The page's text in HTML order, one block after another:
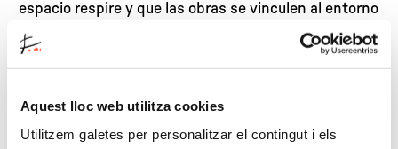
Aquest lloc web utilitza cookies
Utilitzem galetes per personalitzar el contingut i els
espacio respire y que las obras se vinculen al entorno
y a la luz que las rodea.
Con más de un centenar de obras, la reordenación es
Miró, de su familia y de coleccionistas e instituciones
que han donado o cedido obra.